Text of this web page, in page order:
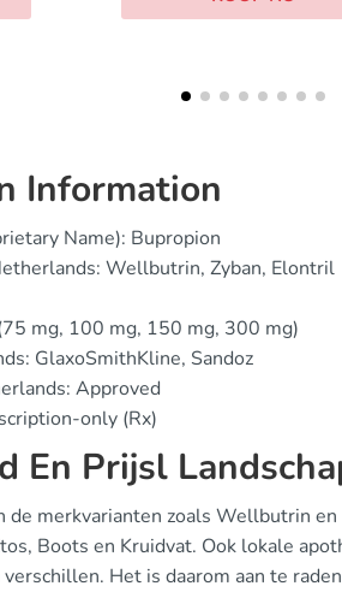
Information
Name): Bupropion
Wellbutrin, Zyban, Elontril
mg, 100 mg, 150 mg, 300 mg)
GlaxoSmithKline, Sandoz
Approved
only (Rx)
En Prijsl
de merkvarianten zoals Wellbutrin
Boots en Kruidvat. Ook lokale
Het is daarom aan te